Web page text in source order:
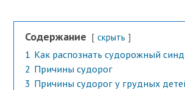
Содержание скрыть
1 Как распознать судорожный
2 Причины судорог
3 Причины судорог у грудных